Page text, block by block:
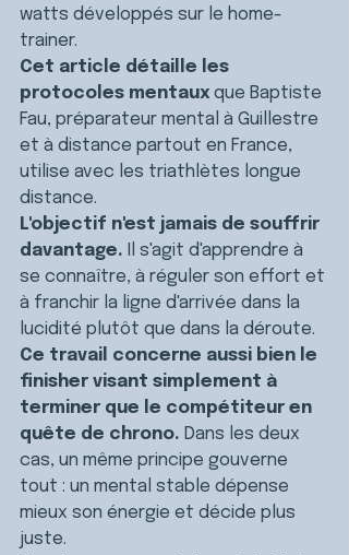
watts développés sur le home-
trainer.
Cet article détaille les
protocoles mentaux que Baptiste
Fau, préparateur mental à Guillestre
et à distance partout en France,
utilise avec les triathlètes longue
distance.
L'objectif n'est jamais de souffrir
davantage. Il s'agit d'apprendre à
se connaître, à réguler son effort et
à franchir la ligne d'arrivée dans la
lucidité plutôt que dans la déroute.
Ce travail concerne aussi bien le
finisher visant simplement à
terminer que le compétiteur en
quête de chrono. Dans les deux
cas, un même principe gouverne
tout : un mental stable dépense
mieux son énergie et décide plus
juste.